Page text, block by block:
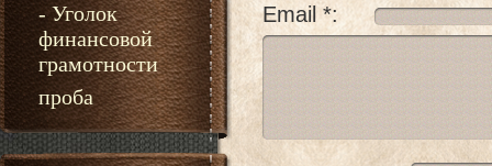
- Уголок
финансовой
грамотности
проба
Email *: